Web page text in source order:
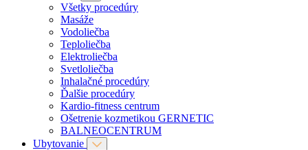
Všetky procedúry
Masáže
Vodoliečba
Teploliečba
Elektroliečba
Svetloliečba
Inhalačné procedúry
Ďalšie procedúry
Kardio-fitness centrum
Ošetrenie kozmetikou GERNETIC
BALNEOCENTRUM
Ubytovanie